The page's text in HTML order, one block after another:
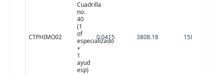
CTPHIMO02
Cuadrilla
no.
40
(1
of
especializado
+
1
ayud
esp)
0.0415 3808.18 158.04